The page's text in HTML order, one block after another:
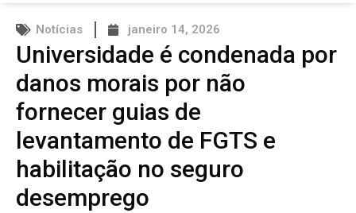
Notícias janeiro 14, 2026
Universidade é condenada por
danos morais por não
fornecer guias de
levantamento de FGTS e
habilitação no seguro
desemprego